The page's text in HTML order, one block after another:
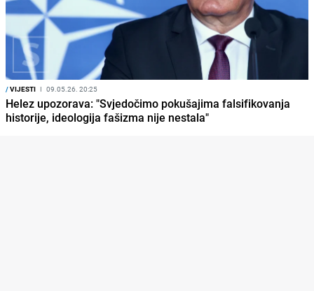
/VIJESTI I 09.05.26. 20:25
Helez upozorava: "Svjedočimo pokušajima falsifikovanja
historije, ideologija fašizma nije nestala"